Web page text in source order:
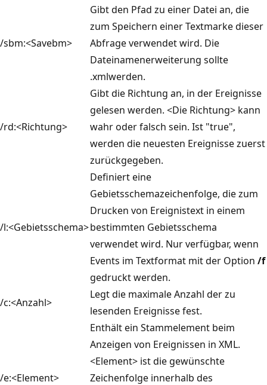
/sbm:<Savebm>
Gibt den Pfad zu einer Datei an, die
zum Speichern einer Textmarke dieser
Abfrage verwendet wird. Die
Dateinamenerweiterung sollte
.xmlwerden.
/rd:<Richtung>
Gibt die Richtung an, in der Ereignisse
gelesen werden. <Die Richtung> kann
wahr oder falsch sein. Ist "true",
werden die neuesten Ereignisse zuerst
zurückgegeben.
/l:<Gebietsschema>
Definiert eine
Gebietsschemazeichenfolge, die zum
Drucken von Ereignistext in einem
bestimmten Gebietsschema
verwendet wird. Nur verfügbar, wenn
Events im Textformat mit der Option /f
gedruckt werden.
/c:<Anzahl>
Legt die maximale Anzahl der zu
lesenden Ereignisse fest.
/e:<Element>
Enthält ein Stammelement beim
Anzeigen von Ereignissen in XML.
<Element> ist die gewünschte
Zeichenfolge innerhalb des